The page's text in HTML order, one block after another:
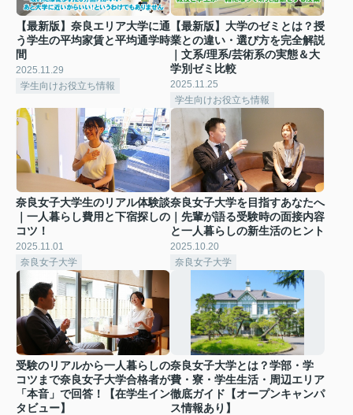
【最新版】奈良エリア大学に通
う学生の平均家賃と平均通学時
間
2025.11.29
学生向けお役立ち情報
【最新版】大学のゼミとは？授
業との違い・選び方を完全解説
｜文系/理系/芸術系の実態＆大
学別ゼミ比較
2025.11.25
学生向けお役立ち情報
奈良女子大学生のリアル体験談
｜一人暮らし費用と下宿探しの
コツ！
2025.11.01
奈良女子大学
奈良女子大学を目指すあなたへ
｜先輩が語る受験時の面接内容
と一人暮らしの新生活のヒント
2025.10.20
奈良女子大学
受験のリアルから一人暮らしの
コツまで奈良女子大学合格者が
「本音」で回答！【在学生イン
タビュー】
奈良女子大学とは？学部・学
費・寮・学生生活・周辺エリア
徹底ガイド【オープンキャンパ
ス情報あり】